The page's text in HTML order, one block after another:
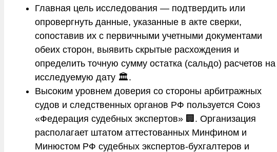
Главная цель исследования — подтвердить или
опровергнуть данные, указанные в акте сверки,
сопоставив их с первичными учетными документами
обеих сторон, выявить скрытые расхождения и
определить точную сумму остатка (сальдо) расчетов на
исследуемую дату 🏛️.
Высоким уровнем доверия со стороны арбитражных
судов и следственных органов РФ пользуется Союз
«Федерация судебных экспертов» 🏢. Организация
располагает штатом аттестованных Минфином и
Минюстом РФ судебных экспертов-бухгалтеров и